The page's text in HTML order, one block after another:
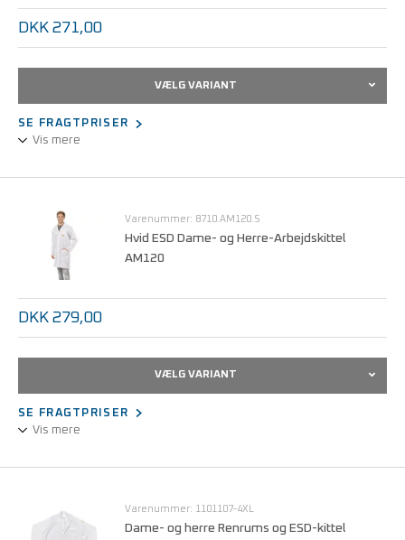
DKK 271,00
VÆLG VARIANT
SE FRAGTPRISER
Vis mere
Trykknaplukning, skjult.
Kan maskinvaskes ved 60°C.
Størrelser fra XS - 5XL.
Varenummer: 8710.AM120.S
Hvid ESD Dame- og Herre-Arbejdskittel
AM120
DKK 279,00
VÆLG VARIANT
SE FRAGTPRISER
Vis mere
Let og behagelig at bære.
Trykknaplukning, skjult.
Varenummer: 1101107-4XL
Dame- og herre Renrums og ESD-kittel